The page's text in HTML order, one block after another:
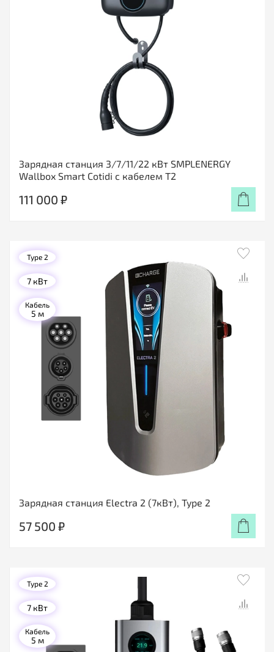
Зарядная станция 3/7/11/22 кВт SMPLENERGY
Wallbox Smart Cotidi с кабелем Т2
111 000 ₽
Зарядная станция Electra 2 (7кВт), Type 2
Type 2
7 кВт
Кабель
5 м
57 500 ₽
Type 2
7 кВт
Кабель
5 м